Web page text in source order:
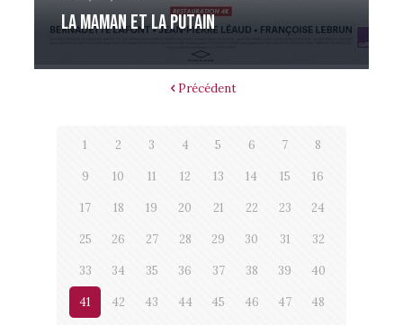
La Maman et la putain
Précédent
1 2 3 4 5 6 7 8
9 10 11 12 13 14 15 16
17 18 19 20 21 22 23 24
25 26 27 28 29 30 31 32
33 34 35 36 37 38 39 40
41 42 43 44 45 46 47 48